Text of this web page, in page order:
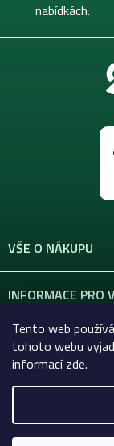
Tento web
tohoto webu
informacízde.
nabídkách.
VŠE O NÁKUPU
INFORMACE PRO
KONTAKT
Copyright